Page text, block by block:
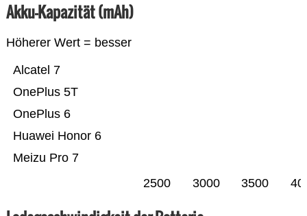
Akku-Kapazität (mAh)
Höherer Wert = besser
Meizu Pro 7
Huawei Honor 6
OnePlus 6
OnePlus 5T
Alcatel 7
2500 3000 3500